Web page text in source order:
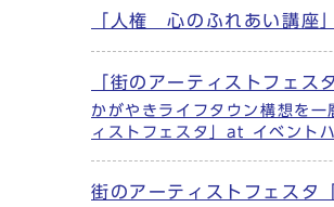
「人権 心のふれあい講座
「街のアーティストフェ
かがやきライフタウン構想を
ィストフェスタ」at イベント
街のアーティストフェスタ